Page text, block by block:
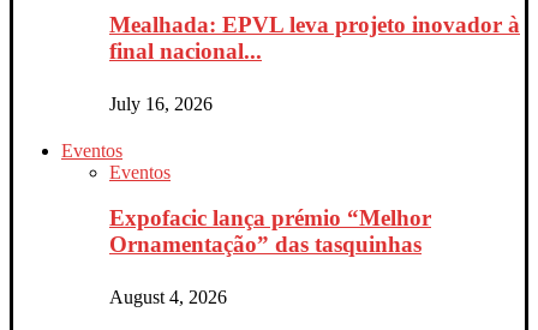
Mealhada: EPVL leva projeto inovador à
final nacional...
July 16, 2026
Eventos
Eventos
Expofacic lança prémio “Melhor
Ornamentação” das tasquinhas
August 4, 2026